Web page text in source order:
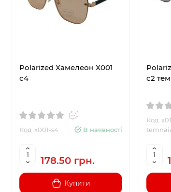
Polarized Хамелеон Х001
с4
Код: x001-s4 В наявності
178.50 грн.
Купити
с2
Код: